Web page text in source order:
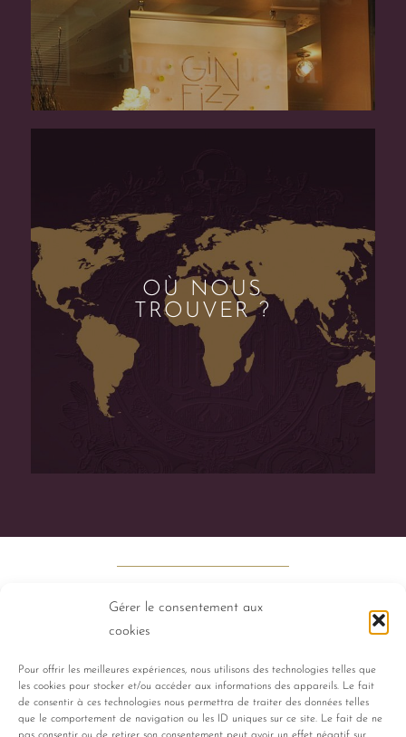
Gérer le consentement aux
cookies
Pour offrir les meilleures expériences, nous utilisons des technologies telles que
les cookies pour stocker et/ou accéder aux informations des appareils. Le fait
de consentir à ces technologies nous permettra de traiter des données telles
que le comportement de navigation ou les ID uniques sur ce site. Le fait de ne
OÙ NOUS
TROUVER ?
PERFUMES HISTORY TALENTS